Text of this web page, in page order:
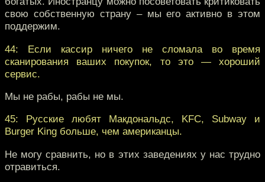
свою собственную страну – мы его активно в этом
поддержим.
44: Если кассир ничего не сломала во время
сканирования ваших покупок, то это — хороший
сервис.
Мы не рабы, рабы не мы.
45: Русские любят Макдональдс, KFC, Subway и
Burger King больше, чем американцы.
Не могу сравнить, но в этих заведениях у нас трудно
отравиться.